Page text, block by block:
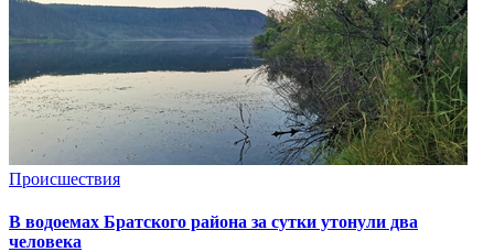
Происшествия
В водоемах Братского района за сутки утонули два
человека